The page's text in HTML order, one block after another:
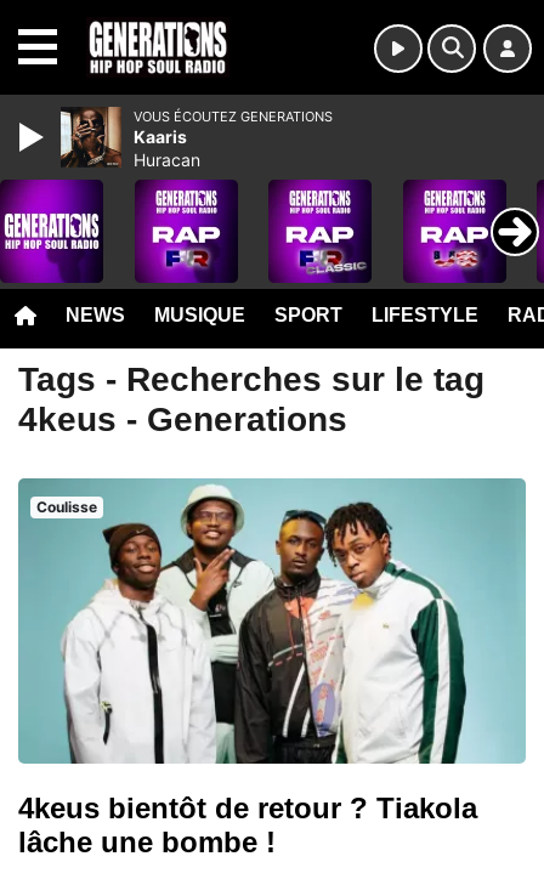
NEWS MUSIQUE SPORT LIFESTYLE
Tags - Recherches sur le tag
4keus - Generations
Coulisse
4keus bientôt de retour ? Tiakola
lâche une bombe !
VOUS ÉCOUTEZ GENERATIONS
Kaaris
Huracan